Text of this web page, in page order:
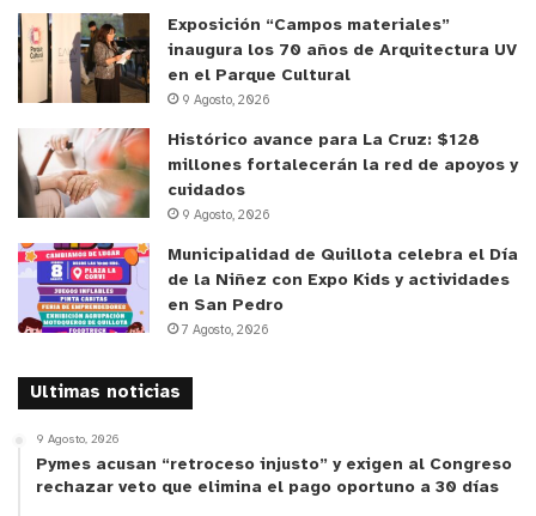
fundamental”.
Ambas autoridades coincidieron en la importancia
de establecer una coordinación permanente que
permita potenciar instrumentos de fomento,
apoyar la reactivación económica y promover un
desarrollo más equitativo y sostenible.
Como resultado de la reunión, se comprometieron
impulsen la innovación, la productividad y la
bienestar de las y los habitantes de la Región de
Valparaíso.
Exposición “Campos materiales”
inaugura los 70 años de Arquitectura UV
en el Parque Cultural
9 Agosto, 2026
Histórico avance para La Cruz: $128
millones fortalecerán la red de apoyos y
cuidados
9 Agosto, 2026
Municipalidad de Quillota celebra el Día
de la Niñez con Expo Kids y actividades
en San Pedro
7 Agosto, 2026
Ultimas noticias
9 Agosto, 2026
Pymes acusan “retroceso injusto” y exigen al Congreso
rechazar veto que elimina el pago oportuno a 30 días